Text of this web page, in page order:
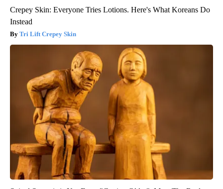
Crepey Skin: Everyone Tries Lotions. Here's What Koreans Do
Instead
Tri Lift Crepey Skin